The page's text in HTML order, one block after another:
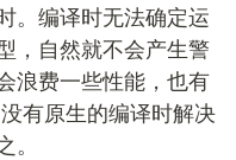
。编译时无法确定运
，自然就不会产生警
浪费一些性能，也有
有原生的编译时解决
。